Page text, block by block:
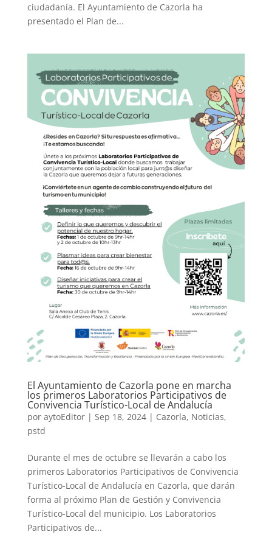
ciudadanía. El Ayuntamiento de Cazorla ha
presentado el Plan de...
El Ayuntamiento de Cazorla pone en marcha
los primeros Laboratorios Participativos de
Convivencia Turístico-Local de Andalucía
por aytoEditor| Sep 18, 2024| Cazorla, Noticias,
pstd
Durante el mes de octubre se llevarán a cabo los
primeros Laboratorios Participativos de Convivencia
Turístico-Local de Andalucía en Cazorla, que darán
forma al próximo Plan de Gestión y Convivencia
Turístico-Local del municipio. Los Laboratorios
Participativos de...